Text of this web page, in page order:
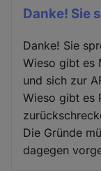
Danke! Sie
Danke! Sie
Wieso gibt es
und sich zur
Wieso gibt es
Die Gründe
dagegen